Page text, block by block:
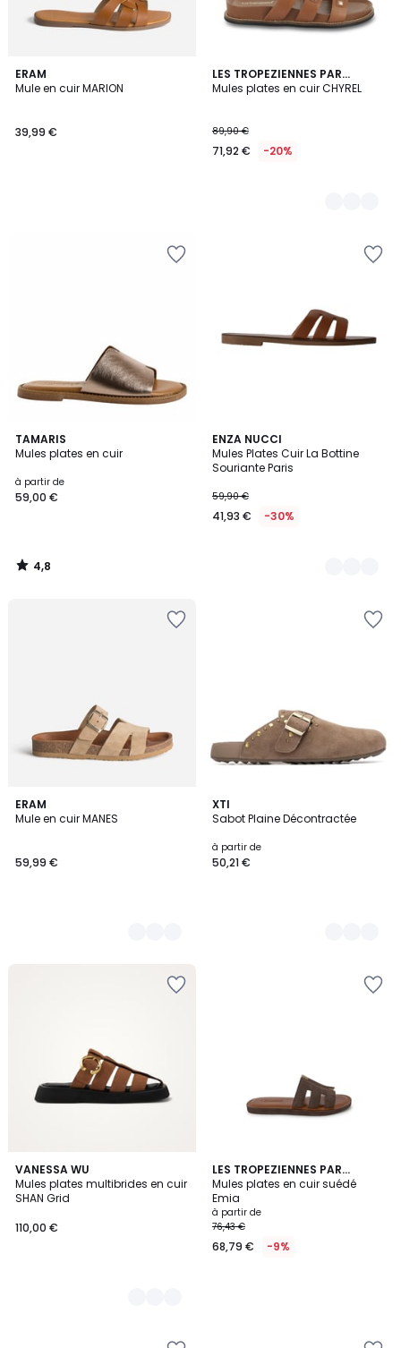
ERAM
Mule en cuir MARION
39,99 €
LES TROPEZIENNES PAR
M.BELARBI
Mules plates en cuir CHYREL
89,90 €
71,92 € -20%
2
Couleurs
TAMARIS
Mules plates en cuir
à partir de
59,00 €
4,8
/ 5
4,8
/
ENZA NUCCI
Mules Plates Cuir La Bottine
Souriante Paris
59,90 €
41,93 € -30%
4
Couleurs
ERAM
Mule en cuir MANES
59,99 €
2
Couleurs
XTI
Sabot Plaine Décontractée
à partir de
50,21 €
2
Couleurs
VANESSA WU
Mules plates multibrides en cuir
SHAN Grid
110,00 €
3
Couleurs
LES TROPEZIENNES PAR
M.BELARBI
Mules plates en cuir suédé
Emia
à partir de
76,43 €
68,79 € -9%